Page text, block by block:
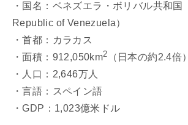
・国名：ベネズエラ・ボリバル共和
Republic of Venezuela）
・首都：カラカス
・面積：912,050km2
（日本の約2.4倍）
・人口：2,646万人
・言語：スペイン語
・GDP：1,023億米ドル